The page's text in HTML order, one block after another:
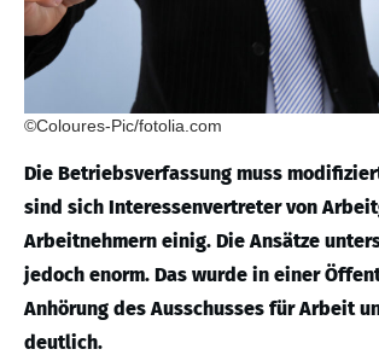
©Coloures-Pic/fotolia.com
Die Betriebsverfassung muss
sind sich Interessenvertreter von
Arbeitnehmern einig. Die Ansätze
jedoch enorm. Das wurde in einer
Anhörung des Ausschusses für Arbeit
deutlich.